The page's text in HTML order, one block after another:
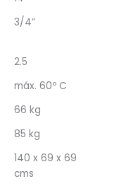
3/4”
2.5
máx. 60º C
66 kg
85 kg
140 x 69 x 69
cms